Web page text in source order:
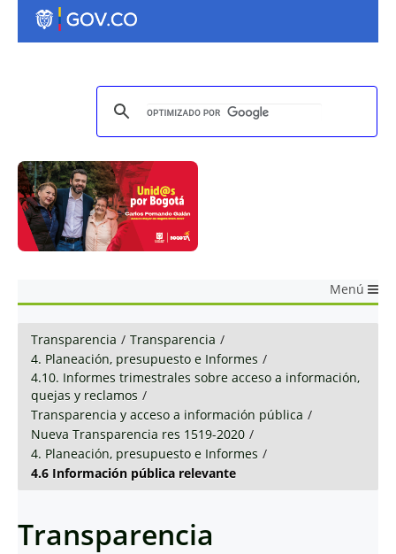
Menú
Transparencia / Transparencia /
4. Planeación, presupuesto e Informes /
4.10. Informes trimestrales sobre acceso a información,
quejas y reclamos /
Transparencia y acceso a información pública /
Nueva Transparencia res 1519-2020 /
4. Planeación, presupuesto e Informes /
4.6 Información pública relevante
Transparencia